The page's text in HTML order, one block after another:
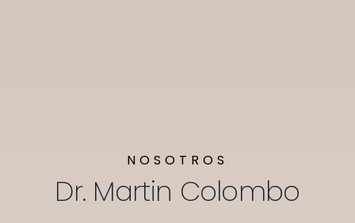
NOSOTROS
Dr. Martin Colombo